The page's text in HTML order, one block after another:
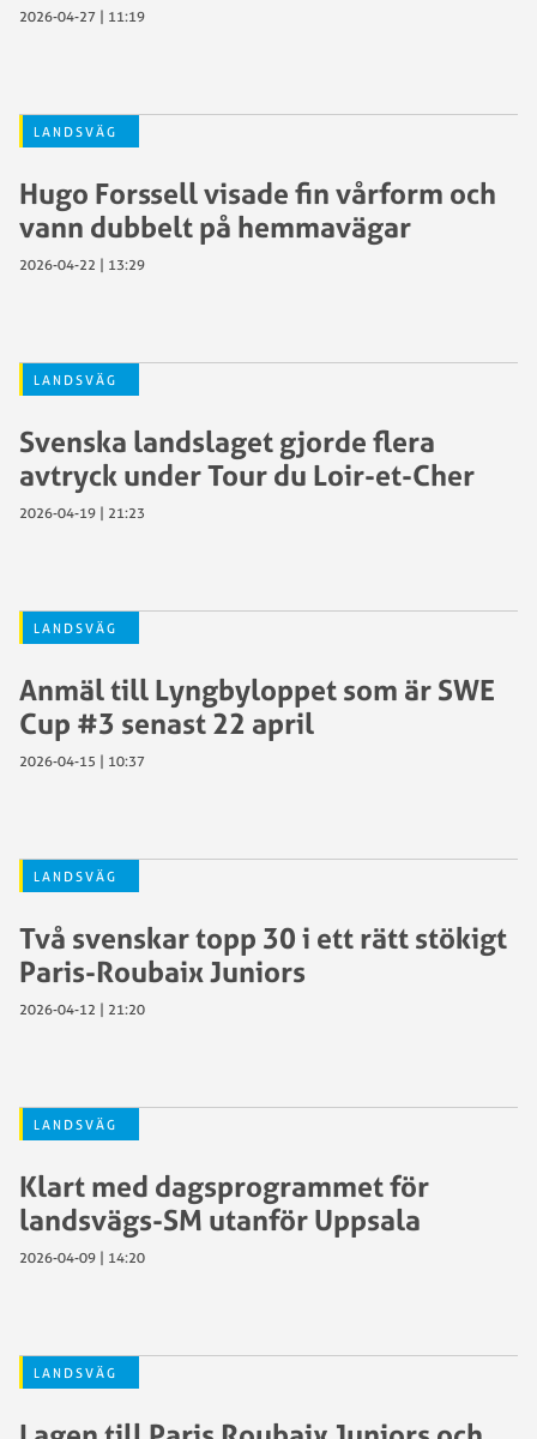
2026-04-27 | 11:19
LANDSVÄG
Hugo Forssell visade fin vårform och
vann dubbelt på hemmavägar
2026-04-22 | 13:29
LANDSVÄG
Svenska landslaget gjorde flera
avtryck under Tour du Loir-et-Cher
2026-04-19 | 21:23
LANDSVÄG
Anmäl till Lyngbyloppet som är SWE
Cup #3 senast 22 april
2026-04-15 | 10:37
LANDSVÄG
Två svenskar topp 30 i ett rätt stökigt
Paris-Roubaix Juniors
2026-04-12 | 21:20
LANDSVÄG
Klart med dagsprogrammet för
landsvägs-SM utanför Uppsala
2026-04-09 | 14:20
LANDSVÄG